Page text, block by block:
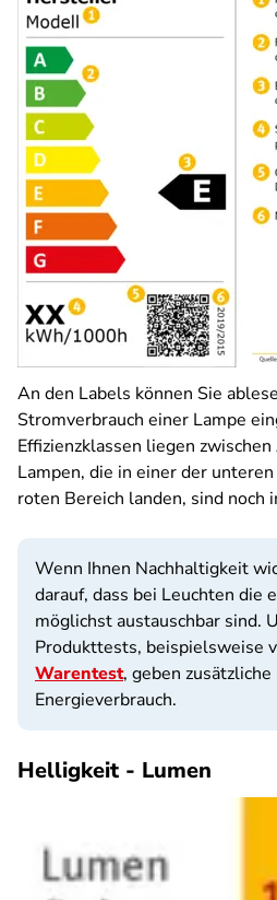
An den Labels können Sie
Stromverbrauch einer Lampe
Effizienzklassen liegen
Lampen, die in einer der
roten Bereich landen, sind noch
Wenn Ihnen Nachhaltigkeit
darauf, dass bei Leuchten die
möglichst austauschbar sind.
Produkttests, beispielsweise
Warentest, geben
Energieverbrauch.
Helligkeit - Lumen